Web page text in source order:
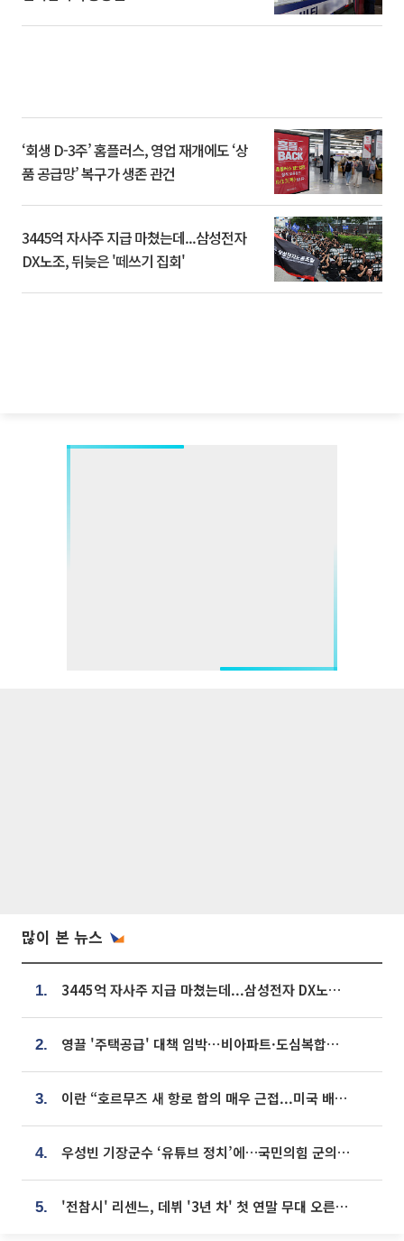
‘회생 D-3주’ 홈플러스, 영업 재개에도 ‘상
품 공급망’ 복구가 생존 관건
3445억 자사주 지급 마쳤는데...삼성전자
DX노조, 뒤늦은 '떼쓰기 집회'
많이 본 뉴스
1. 3445억 자사주 지급 마쳤는데...삼성전자 DX노조, 뒤늦은 '떼쓰기 집회'
2. 영끌 '주택공급' 대책 임박⋯비아파트·도심복합까지 총동원
3. 이란 “호르무즈 새 항로 합의 매우 근접...미국 배상 먼저”
4. 우성빈 기장군수 ‘유튜브 정치’에…국민의힘 군의원들 집단 반발
5. '전참시' 리센느, 데뷔 '3년 차' 첫 연말 무대 오른다⋯"그동안 섭외 안 와"